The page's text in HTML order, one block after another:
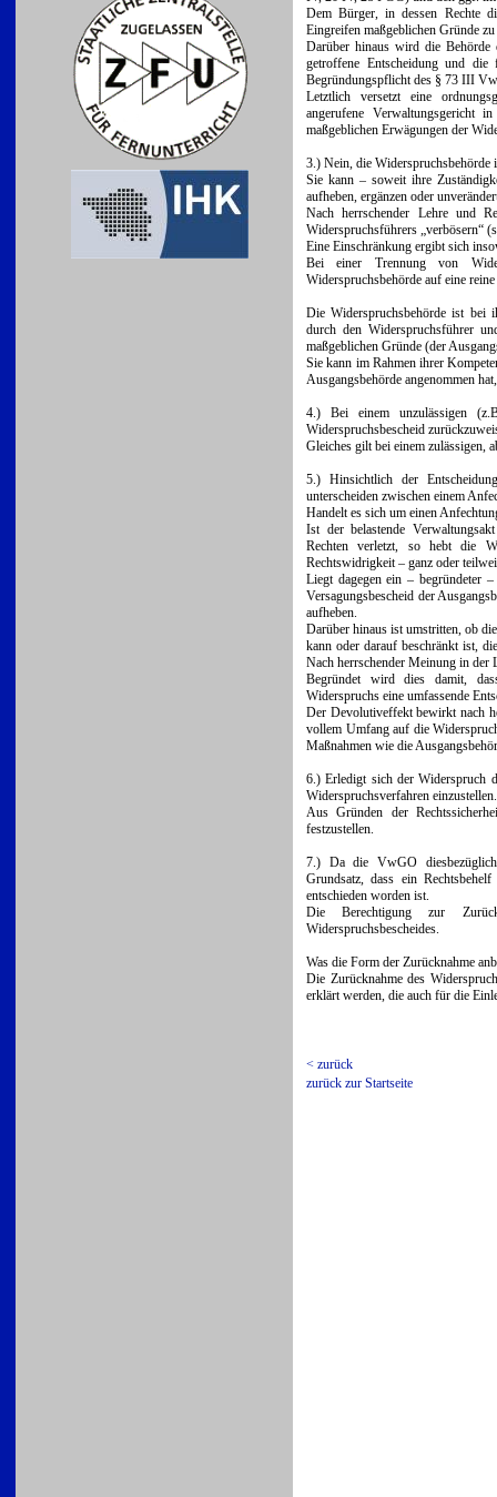
Dem Bürger, in dessen Rechte
Eingreifen maßgeblichen Gründe
Darüber hinaus wird die
getroffene Entscheidung und die
Begründungspflicht des § 73 III
Letztlich versetzt eine
angerufene Verwaltungsgericht
maßgeblichen Erwägungen der
3.) Nein, die Widerspruchsbehörde
Sie kann – soweit ihre
aufheben, ergänzen oder
Nach herrschender Lehre und
Widerspruchsführers „verbösern“
Eine Einschränkung ergibt sich
Bei einer Trennung von
Widerspruchsbehörde auf eine
Die Widerspruchsbehörde ist bei
durch den Widerspruchsführer
maßgeblichen Gründe (der
Sie kann im Rahmen ihrer
Ausgangsbehörde angenommen
4.) Bei einem unzulässigen
Widerspruchsbescheid
Gleiches gilt bei einem zulässigen,
5.) Hinsichtlich der
unterscheiden zwischen einem
Handelt es sich um einen
Ist der belastende
Rechten verletzt, so hebt die
Rechtswidrigkeit – ganz oder
Liegt dagegen ein – begründeter
Versagungsbescheid der
aufheben.
Darüber hinaus ist umstritten, ob
kann oder darauf beschränkt ist,
Nach herrschender Meinung in der
Begründet wird dies damit,
Widerspruchs eine umfassende
Der Devolutiveffekt bewirkt nach
vollem Umfang auf die
Maßnahmen wie die
6.) Erledigt sich der Widerspruch
Widerspruchsverfahren einzustellen.
Aus Gründen der
festzustellen.
7.) Da die VwGO diesbezüglich
Grundsatz, dass ein
entschieden worden ist.
Die Berechtigung zur
Widerspruchsbescheides.
Was die Form der Zurücknahme
Die Zurücknahme des
erklärt werden, die auch für die
< zurück
zurück zur Startseite